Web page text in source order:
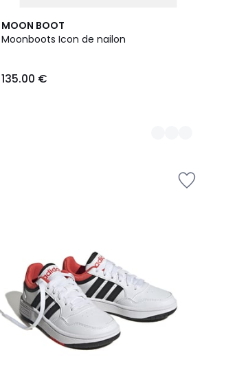
MOON BOOT
Moonboots Icon de nailon
135.00 €
2
Colores